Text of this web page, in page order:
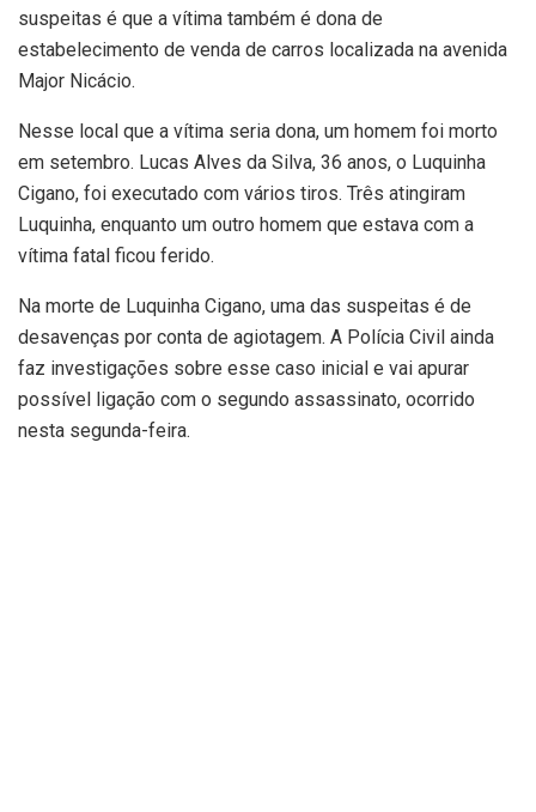
suspeitas é que a vítima também é dona de
estabelecimento de venda de carros localizada na avenida
Major Nicácio.
Nesse local que a vítima seria dona, um homem foi morto
em setembro. Lucas Alves da Silva, 36 anos, o Luquinha
Cigano, foi executado com vários tiros. Três atingiram
Luquinha, enquanto um outro homem que estava com a
vítima fatal ficou ferido.
Na morte de Luquinha Cigano, uma das suspeitas é de
desavenças por conta de agiotagem. A Polícia Civil ainda
faz investigações sobre esse caso inicial e vai apurar
possível ligação com o segundo assassinato, ocorrido
nesta segunda-feira.